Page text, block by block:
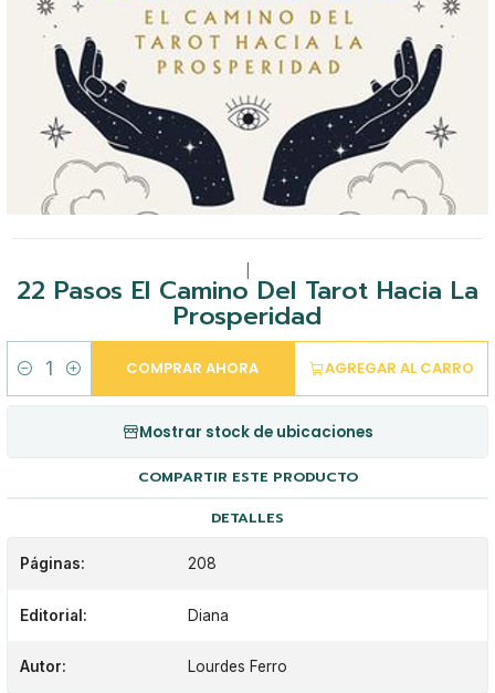
22 Pasos El Camino Del Tarot Hacia La
Prosperidad
Cantidad
AGREGAR AL CARRO
COMPRAR AHORA
Mostrar stock de ubicaciones
COMPARTIR ESTE PRODUCTO
DETALLES
Páginas: 208
Editorial: Diana
Autor: Lourdes Ferro